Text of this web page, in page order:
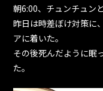
朝6:00、チュンチュン
昨日は時差ぼけ対策に
アに着いた。
その後死んだように眠
た。